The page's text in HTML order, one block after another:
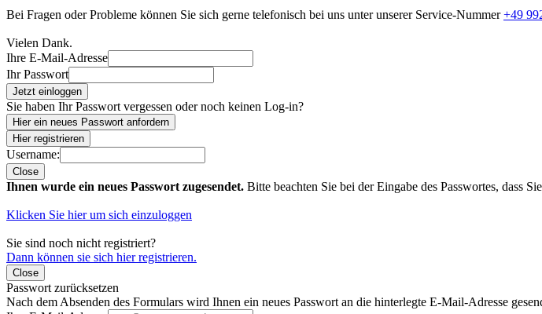
Bei Fragen oder Probleme können Sie sich gerne telefonisch bei uns unter unserer Service-Nummer+49
Vielen Dank.
Ihre E-Mail-Adresse
Ihr Passwort
Jetzt einloggen
Sie haben Ihr Passwort vergessen oder noch keinen Log-in?
Hier ein neues Passwort anfordern
Hier registrieren
Username:
Close
Ihnen wurde ein neues Passwort zugesendet. Bitte beachten Sie bei der Eingabe des Passwortes, dass
Klicken Sie hier um sich einzuloggen
Sie sind noch nicht registriert?
Dann können sie sich hier registrieren.
Close
Passwort zurücksetzen
Nach dem Absenden des Formulars wird Ihnen ein neues Passwort an die hinterlegte E-Mail-Adresse